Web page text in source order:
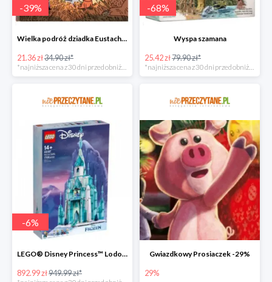
-39%
Wielka podróż dziadka Eustachego
21.36 zł34.90 zł*
*najniższa cena z 30 dni przed obniżką
-68%
Wyspa szamana
25.42 zł79.90 zł*
*najniższa cena z 30 dni przed obniżką
-6%
LEGO® Disney Princess™ Lodowy zamek
892.99 zł949.99 zł*
Gwiazdkowy Prosiaczek -29%
29%